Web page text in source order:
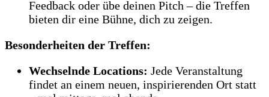
Feedback oder übe deinen Pitch – die Treffen
bieten dir eine Bühne, dich zu zeigen.
Besonderheiten der Treffen:
Wechselnde Locations: Jede Veranstaltung
findet an einem neuen, inspirierenden Ort statt